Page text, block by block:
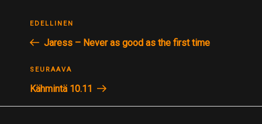
ARTIKKELIEN
SELAUS
Edellinen
postaus
EDELLINEN
Jaress – Never as good as the first time
Seuraava
postaus
SEURAAVA
Kähmintä 10.11